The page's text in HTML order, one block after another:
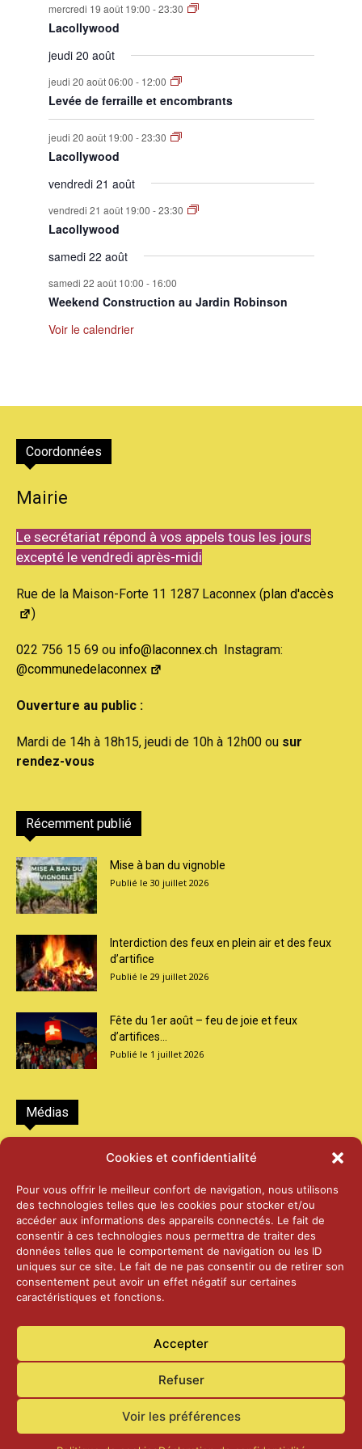
Cookies et confidentialité
Pour vous offrir le meilleur confort de navigation, nous utilisons
des technologies telles que les cookies pour stocker et/ou
accéder aux informations des appareils connectés. Le fait de
consentir à ces technologies nous permettra de traiter des
données telles que le comportement de navigation ou les ID
uniques sur ce site. Le fait de ne pas consentir ou de retirer son
consentement peut avoir un effet négatif sur certaines
caractéristiques et fonctions.
Accepter
Refuser
Voir les préférences
mercredi 19 août 19:00 -23:30
Lacollywood
jeudi 20 août
jeudi 20 août 06:00 - 12:00
Levée de ferraille et encombrants
jeudi 20 août 19:00 -23:30
Lacollywood
vendredi 21 août
vendredi 21 août 19:00 -23:30
Lacollywood
samedi 22 août
samedi 22 août 10:00 - 16:00
Weekend Construction au Jardin Robinson
Voir le calendrier
Coordonnées
Mairie
Le secrétariat répond à vos appels tous les jours
excepté le vendredi après-midi
Rue de la Maison-Forte 11 1287 Laconnex (plan d'accès
)
022 756 15 69 ou info@laconnex.ch Instagram:
@communedelaconnex
Ouverture au public :
Mardi de 14h à 18h15, jeudi de 10h à 12h00 ou sur
rendez-vous
Récemment publié
Mise à ban du vignoble
30 juillet 2026
Interdiction des feux en plein air et des feux
d’artifice
29 juillet 2026
Fête du 1er août – feu de joie et feux
d’artifices...
1 juillet 2026
Médias
2026 – Laiterie d’Orsières et Abbaye de St-
25 juin 2026
2025 – Palais Fédéral – Berne
25 juin 2026
14 janvier 2025
Actualités Contact Confidentialité